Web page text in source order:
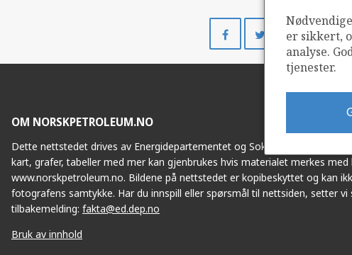
på
Facebook
Del
på
Twitter
Del
på
i
er sikkert,
analyse.
tjenester.
OM NORSKPETROLEUM.NO
Dette nettstedet drives av Energidepartementet og Sokkeldirektoratet i
kart, grafer, tabeller med mer kan gjenbrukes hvis materialet merkes med
www.norskpetroleum.no. Bildene på nettstedet er kopibeskyttet og kan
fotografens samtykke. Har du innspill eller spørsmål til nettsiden, setter vi
tilbakemelding: fakta@ed.dep.no
Bruk av innhold